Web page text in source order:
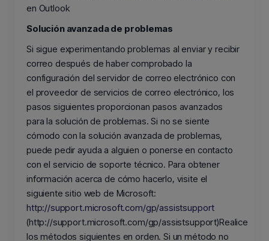
en Outlook
Solución avanzada de problemas
Si sigue experimentando problemas al enviar y recibir
correo después de haber comprobado la
configuración del servidor de correo electrónico con
el proveedor de servicios de correo electrónico, los
pasos siguientes proporcionan pasos avanzados
para la solución de problemas. Si no se siente
cómodo con la solución avanzada de problemas,
puede pedir ayuda a alguien o ponerse en contacto
con el servicio de soporte técnico. Para obtener
información acerca de cómo hacerlo, visite el
siguiente sitio web de Microsoft:
http://support.microsoft.com/gp/assistsupport
(http://support.microsoft.com/gp/assistsupport)Realice
los métodos siguientes en orden. Si un método no